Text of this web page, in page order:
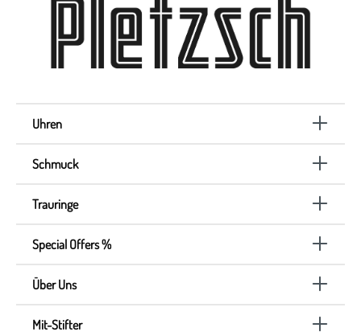
Uhren
Schmuck
Trauringe
Special Offers %
Über Uns
Mit-Stifter